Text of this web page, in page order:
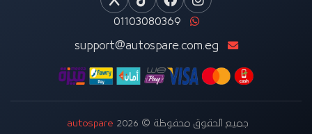
جميع الحقوق محفوظة © 2026 autospare